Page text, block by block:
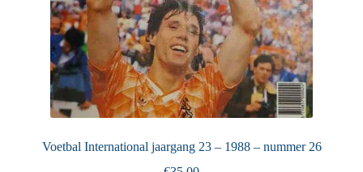
Voetbal International jaargang 23 – 1988 – nummer 26